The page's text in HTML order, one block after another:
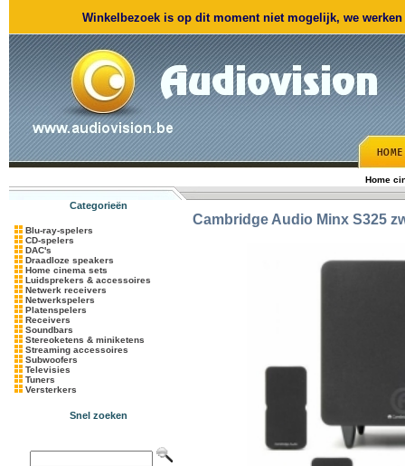
Winkelbezoek is op dit moment niet mogelijk, we
Home
Categorieën
Blu-ray-spelers
CD-spelers
DAC's
Draadloze speakers
Home cinema sets
Luidsprekers & accessoires
Netwerk receivers
Netwerkspelers
Platenspelers
Receivers
Soundbars
Stereoketens & miniketens
Streaming accessoires
Subwoofers
Televisies
Tuners
Versterkers
Snel zoeken
Cambridge Audio Minx S325